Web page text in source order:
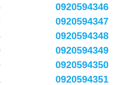
0920594346
0920594347
0920594348
0920594349
0920594350
0920594351